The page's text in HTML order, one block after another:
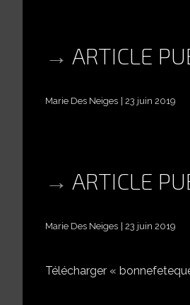
ARTICLE
Marie Des Neiges 23 juin 2019
ARTICLE
Marie Des Neiges 23 juin 2019
Télécharger «